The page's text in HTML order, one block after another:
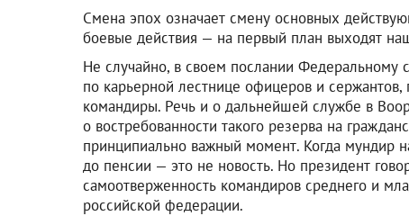
Смена эпох означает смену основных
боевые действия — на первый план выходят
Не случайно, в своем послании Федеральному
по карьерной лестнице офицеров и
командиры. Речь и о дальнейшей службе в
о востребованности такого резерва на
принципиально важный момент. Когда мундир
до пенсии — это не новость. Но президент
самоотверженность командиров среднего и
российской федерации.